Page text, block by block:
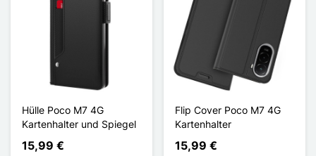
Hülle Poco M7 4G
Kartenhalter und Spiegel
15,99 €
Flip Cover Poco M7 4G
Kartenhalter
15,99 €